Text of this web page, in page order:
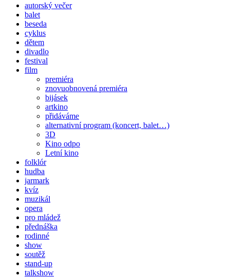
autorský večer
balet
beseda
cyklus
dětem
divadlo
festival
film
premiéra
znovuobnovená premiéra
bijásek
artkino
přidáváme
alternativní program (koncert, balet…)
3D
Kino odpo
Letní kino
folklór
hudba
jarmark
kvíz
muzikál
opera
pro mládež
přednáška
rodinné
show
soutěž
stand-up
talkshow